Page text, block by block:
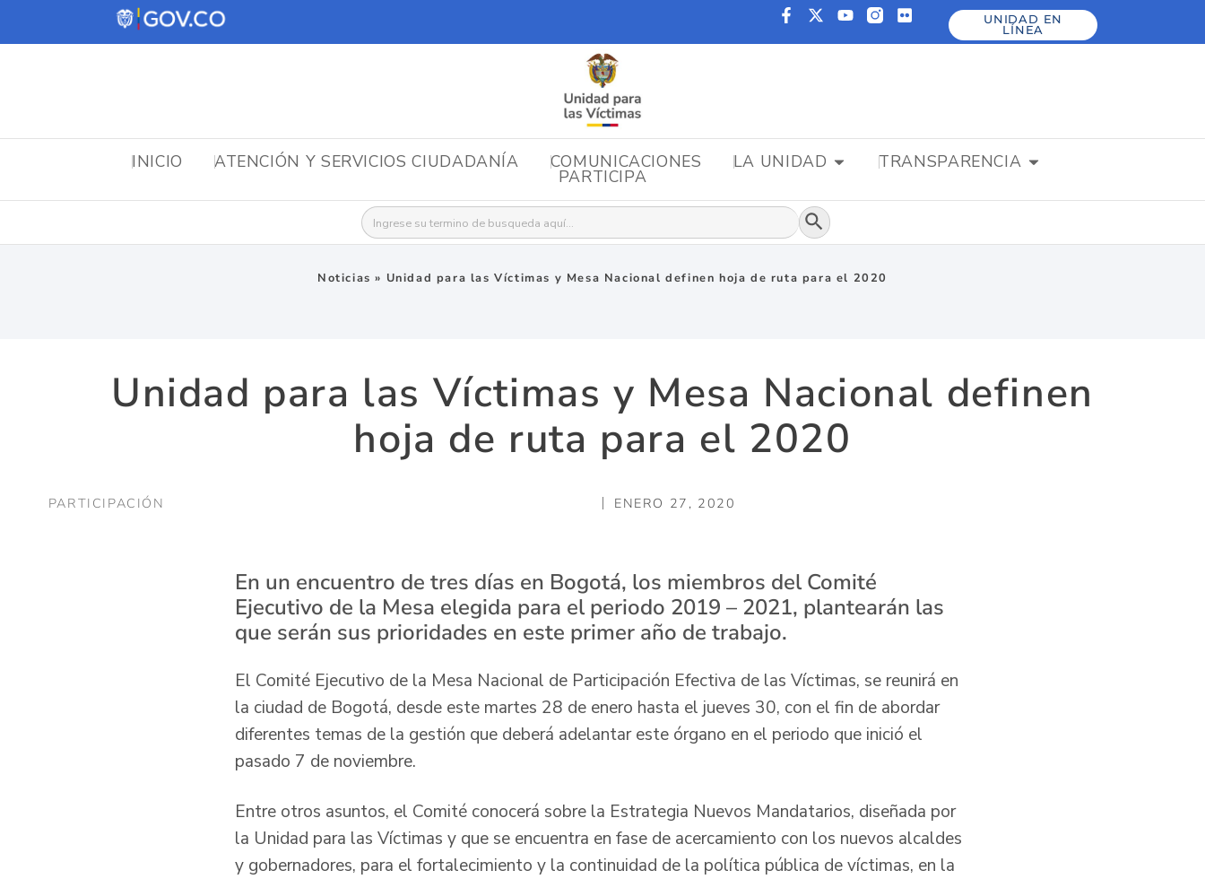
UNIDAD EN
LÍNEA
INICIO ATENCIÓN Y SERVICIOS CIUDADANÍA COMUNICACIONES LA UNIDAD TRANSPARENCIA
PARTICIPA
Buscar: Botón de búsqueda
Noticias » Unidad para las Víctimas y Mesa Nacional definen hoja de ruta para el 2020
Unidad para las Víctimas y Mesa Nacional definen
hoja de ruta para el 2020
PARTICIPACIÓN ENERO 27, 2020
En un encuentro de tres días en Bogotá, los miembros del Comité
Ejecutivo de la Mesa elegida para el periodo 2019 – 2021, plantearán las
que serán sus prioridades en este primer año de trabajo.
El Comité Ejecutivo de la Mesa Nacional de Participación Efectiva de las Víctimas, se reunirá en
la ciudad de Bogotá, desde este martes 28 de enero hasta el jueves 30, con el fin de abordar
diferentes temas de la gestión que deberá adelantar este órgano en el periodo que inició el
pasado 7 de noviembre.
Entre otros asuntos, el Comité conocerá sobre la Estrategia Nuevos Mandatarios, diseñada por
la Unidad para las Víctimas y que se encuentra en fase de acercamiento con los nuevos alcaldes
y gobernadores, para el fortalecimiento y la continuidad de la política pública de víctimas, en la